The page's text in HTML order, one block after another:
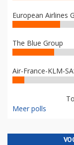
European Airlines
The Blue Group
Air-France-KLM-
Meer polls